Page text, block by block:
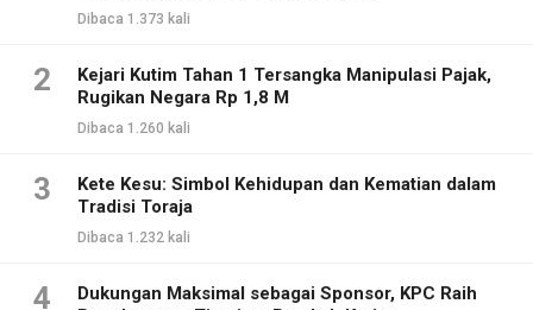
Dibaca 1.373 kali
2
Kejari Kutim Tahan 1 Tersangka Manipulasi Pajak,
Rugikan Negara Rp 1,8 M
Dibaca 1.260 kali
3
Kete Kesu: Simbol Kehidupan dan Kematian dalam
Tradisi Toraja
Dibaca 1.232 kali
4
Dukungan Maksimal sebagai Sponsor, KPC Raih